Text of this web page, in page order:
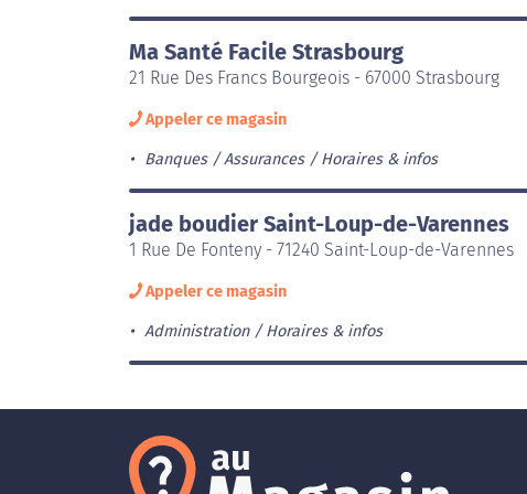
Ma Santé Facile Strasbourg
21 Rue Des Francs Bourgeois - 67000 Strasbourg
Appeler ce magasin
Banques / Assurances Horaires & infos
jade boudier Saint-Loup-de-Varennes
1 Rue De Fonteny - 71240 Saint-Loup-de-Varennes
Appeler ce magasin
Administration Horaires & infos